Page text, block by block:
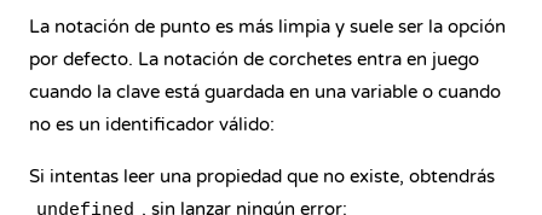
La notación de punto es más limpia y suele ser la opción
por defecto. La notación de corchetes entra en juego
cuando la clave está guardada en una variable o cuando
no es un identificador válido:
Si intentas leer una propiedad que no existe, obtendrás
undefined , sin lanzar ningún error: